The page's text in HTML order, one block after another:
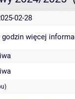
02-28
godzin więcej